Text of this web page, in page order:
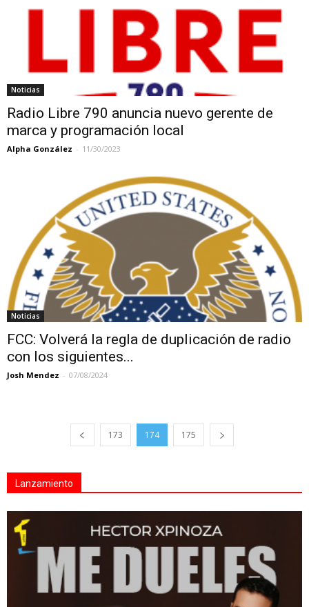
Noticias
Radio Libre 790 anuncia nuevo gerente de
marca y programación local
Alpha González - 11/30/2023
Noticias
FCC: Volverá la regla de duplicación de radio
con los siguientes...
Josh Mendez - 07/08/2024
173 174 175
Lanzamiento